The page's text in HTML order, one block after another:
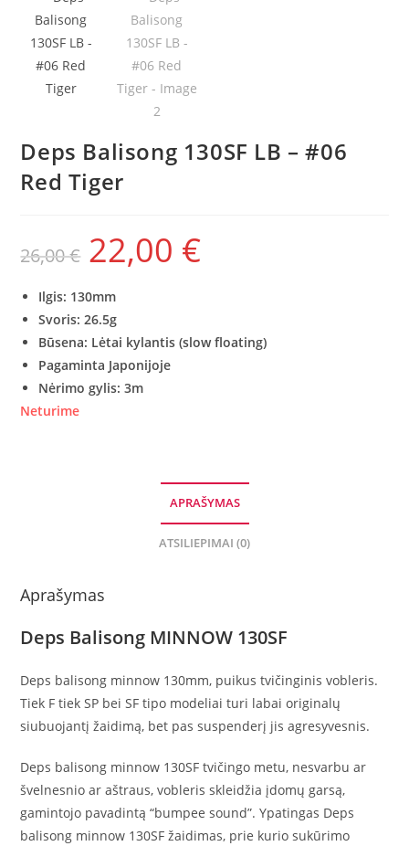
Deps Balisong 130SF LB – #06
Red Tiger
26,00€ 22,00 €
Ilgis: 130mm
Svoris: 26.5g
Būsena: Lėtai kylantis(slow floating)
Pagaminta Japonijoje
Nėrimo gylis: 3m
Neturime
APRAŠYMAS
ATSILIEPIMAI (0)
Aprašymas
Deps Balisong MINNOW 130SF
Deps balisong minnow 130mm, puikus tvičinginis vobleris.
Tiek F tiek SP bei SF tipo modeliai turi labai originalų
siubuojantį žaidimą, bet pas suspenderį jis agresyvesnis.
Deps balisong minnow 130SF tvičingo metu, nesvarbu ar
švelnesnio ar aštraus, vobleris skleidžia įdomų garsą,
gamintojo pavadintą “bumpee sound”. Ypatingas Deps
balisong minnow 130SF žaidimas, prie kurio sukūrimo